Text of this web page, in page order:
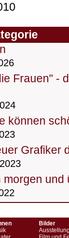
Frauen" -
können
Grafiker
Bilder